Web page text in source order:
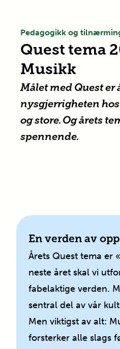
Pedagogikk og
Quest tema
Musikk
Målet med Quest er
nysgjerrigheten hos
og store. Og årets
spennende.
En verden av
Årets Quest tema er
neste året skal vi
fabelaktige verden.
sentral del av vår
Men viktigst av alt:
forsterker alle slags